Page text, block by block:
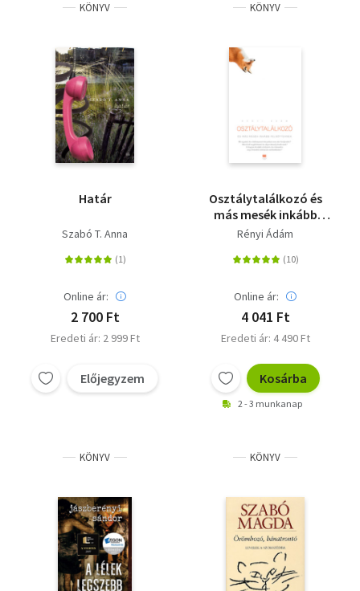
KÖNYV
Határ
Szabó T. Anna
Online ár:
2 700 Ft
Eredeti ár: 2 999 Ft
Előjegyzem
KÖNYV
Osztálytalálkozó és
más mesék inkább
felnőtteknek
Rényi Ádám
Online ár:
4 041 Ft
Eredeti ár: 4 490 Ft
Kosárba
2 - 3 munkanap
KÖNYV KÖNYV